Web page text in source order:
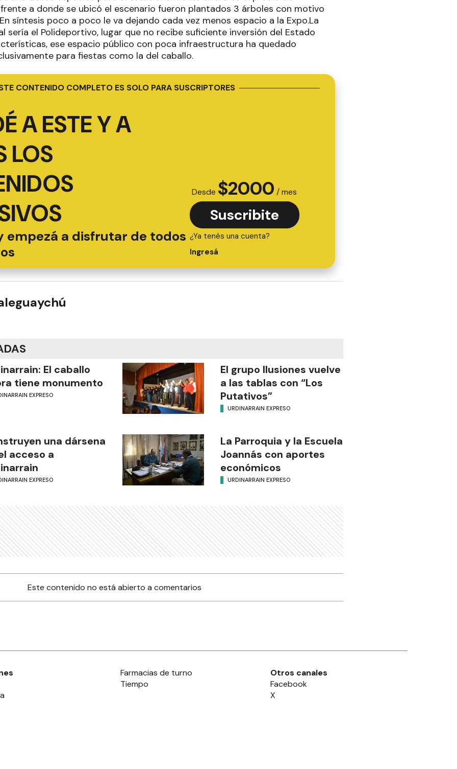
a donde se ubicó el escenario fueron plantados 3 árboles con motivo
síntesis poco a poco le va dejando cada vez menos espacio a la Expo.La
sería el Polideportivo, lugar que no recibe suficiente inversión del Estado
ese espacio público con poca infraestructura ha quedado
para fiestas como la del caballo.
CONTENIDO COMPLETO ES SOLO PARA SUSCRIPTORES
A ESTE Y A
LOS
empezá a disfrutar de todos
Desde $2000 / mes
Suscribite
¿Ya tenés una cuenta?
Ingresá
El caballo
tiene monumento
EXPRESO
El grupo Ilusiones vuelve
a las tablas con “Los
Putativos”
URDINARRAIN EXPRESO
una dársena
acceso a
EXPRESO
La Parroquia y la Escuela
Joannás con aportes
económicos
URDINARRAIN EXPRESO
Este contenido no está abierto a comentarios
Farmacias de turno
Tiempo
Otros canales
Facebook
X